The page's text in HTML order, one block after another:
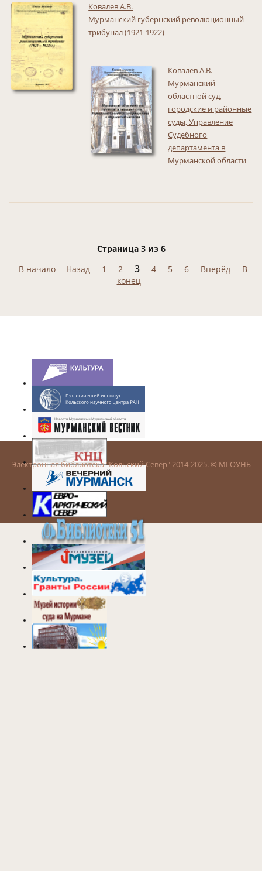
Ковалев А.В.
Мурманский губернский революционный
трибунал (1921-1922)
Ковалёв А.В.
Мурманский
областной суд,
городские и районные
суды, Управление
Судебного
департамента в
Мурманской области
Страница 3 из 6
В начало
Назад 1 2 3 4 5 6 Вперёд
В
конец
Электронная библиотека "Кольский Север" 2014-2025. © МГОУНБ